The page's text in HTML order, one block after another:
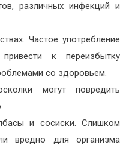
различных инфекций и
Частое употребление
к переизбытку
со здоровьем.
могут повредить
и сосиски. Слишком
вредно для организма